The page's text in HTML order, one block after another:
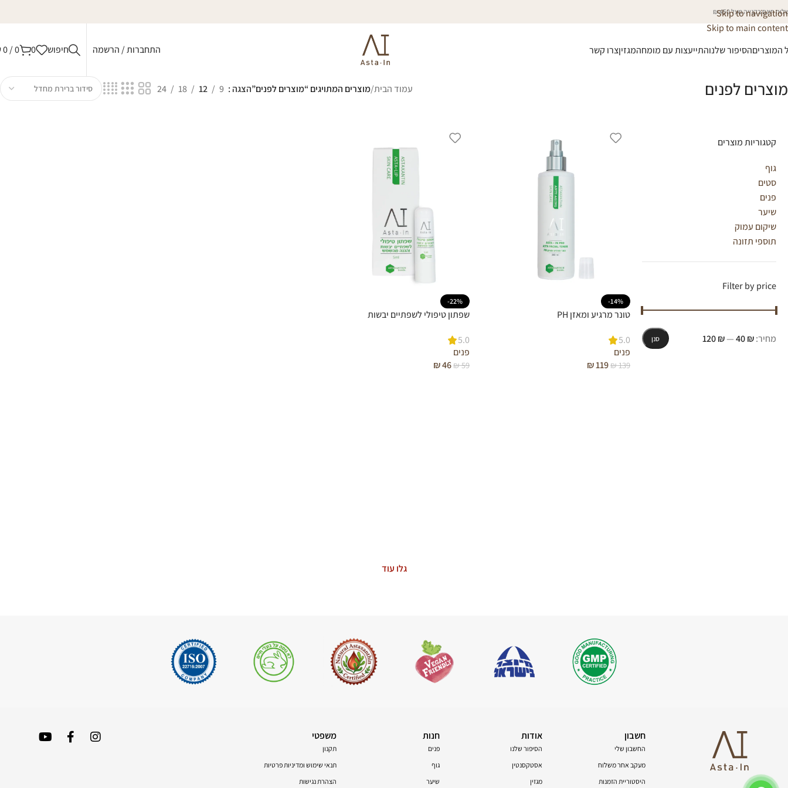
Skip to navigation
Skip to main content
חינם בקנייה מעל 450 ₪
המוצריםהסיפור שלנוהתייעצות עם מומחהמגזיןצרו קשר התחברות / הרשמה חיפוש 0
0
/
0
מוצרים לפנים עמוד הבית/מוצרים המתויגים “מוצרים לפנים”הצגה 9
12
18
24
קטגוריות מוצרים
גוף
סטים
פנים
שיער
שיקום עמוק
תוספי תזונה
Filter by price
סנן מחיר:₪ 40
—
₪ 120
-14%
טונר מרגיע ומאזן PH
5.0
פנים
₪139
₪119
-22%
שפתון טיפולי לשפתיים יבשות
5.0
פנים
₪59
₪46
גלו עוד
חשבון
החשבון שלי
מעקב אחר משלוח
היסטוריית הזמנות
אודות
הסיפור שלנו
אסטקסנטין
מגזין
חנות
פנים
גוף
שיער
משפטי
תקנון
תנאי שימוש ומדיניות פרטיות
הצהרת נגישות